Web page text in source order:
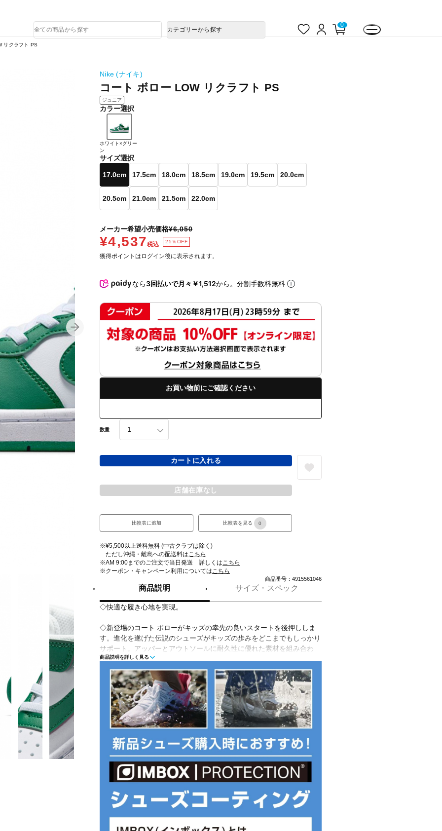
ロ
0
品
検
索
カテゴリーから探す
リクラフト PS
Nike (ナイキ)
コート ボロー LOW リクラフト PS
ジュニア
カラー選択
ホワイト×グリー
ン
サイズ選択
17.0cm 17.5cm 18.0cm 18.5cm 19.0cm 19.5cm 20.0cm
20.5cm 21.0cm 21.5cm 22.0cm
メーカー希望小売価格¥6,050
¥4,537税込 25％OFF
獲得ポイントはログイン後に表示されます。
なら3回払いで月々￥1,512から。分割手数料無料
お買い物前にご確認ください
数量
カートに入れる
店舗在庫なし
比較表に追加 比較表を見る 0
※¥5,500以上送料無料 (中古クラブは除く)
ただし沖縄・離島への配送料はこちら
※AM 9:00までのご注文で当日発送 詳しくはこちら
※クーポン・キャンペーン利用についてはこちら
商品番号：4915561046
商品説明 サイズ・スペック
◇快適な履き心地を実現。
◇新登場のコート ボローがキッズの幸先の良いスタートを後押ししま
す。進化を遂げた伝説のシューズがキッズの歩みをどこまでもしっかり
サポート。アッパーとアウトソールに耐久性に優れた素材を組み合わ
せ、まったく新たなアプローチでクラシックなスタイルを表現しまし
た。トゥボックスと足中央部に少し余裕をもたせた新たなデザインで、
快適な履き心地を実現。思い切り走ったり、ジャンプしたり、ずっと元
気に遊べます。
■カラー(メーカー表記):
ホワイト×グリーン(139:WHITE/MALACHITE-MALACHITE-WHITE)
■甲材(アッパー):合成皮革+合成繊維
■底材(ソール):ゴム底
■生産国:ベトナム
■2026年モデル
■メーカー型番：DV5457139
商品説明を詳しく見る